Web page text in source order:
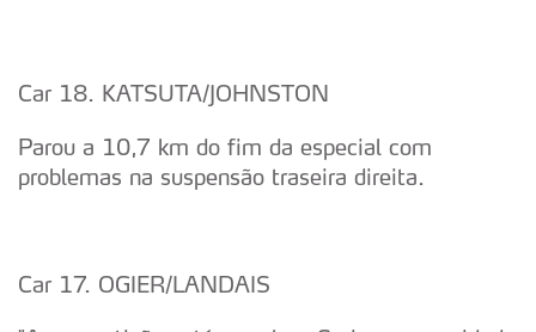
Car 18. KATSUTA/JOHNSTON
Parou a 10,7 km do fim da especial com
problemas na suspensão traseira direita.
Car 17. OGIER/LANDAIS